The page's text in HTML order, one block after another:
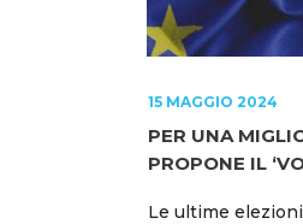
15 MAGGIO 2024
PER UNA
PROPONE IL
Le ultime